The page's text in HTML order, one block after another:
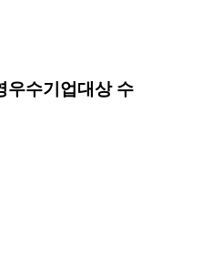
우수기업대상 수